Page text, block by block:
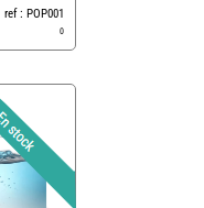
ref : POP001
0